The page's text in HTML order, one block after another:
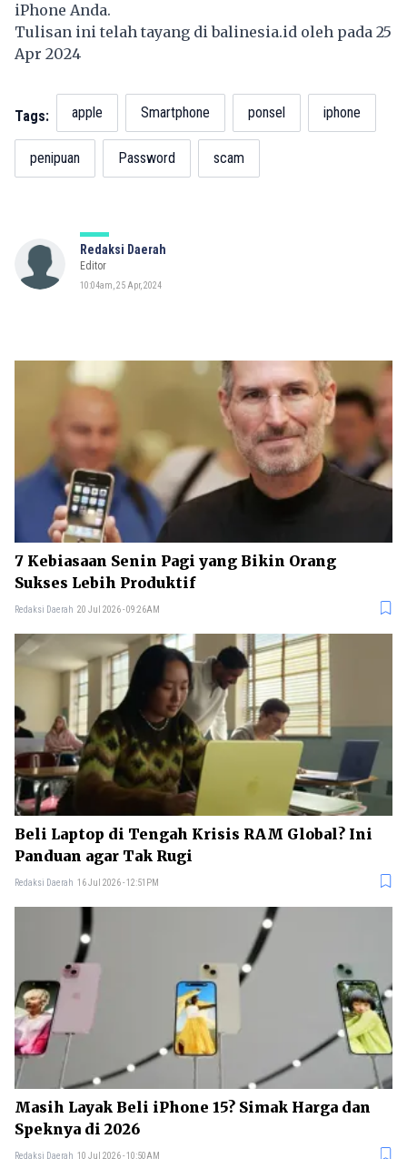
iPhone Anda.
Tulisan ini telah tayang dibalinesia.id oleh pada 25
Apr 2024
Tags: apple Smartphone ponsel iphone
penipuan Password scam
Redaksi Daerah
Editor
10:04am, 25 Apr, 2024
7 Kebiasaan Senin Pagi yang Bikin Orang
Sukses Lebih Produktif
Redaksi Daerah 20 Jul 2026 - 09:26AM
Beli Laptop di Tengah Krisis RAM Global? Ini
Panduan agar Tak Rugi
Redaksi Daerah 16 Jul 2026 - 12:51PM
Masih Layak Beli iPhone 15? Simak Harga dan
Speknya di 2026
Redaksi Daerah 10 Jul 2026 - 10:50AM